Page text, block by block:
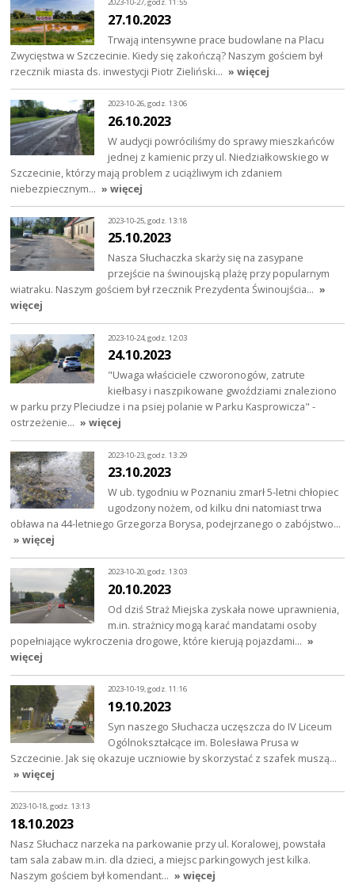
2023-10-27, godz. 11:55
27.10.2023
Trwają intensywne prace budowlane na Placu
Zwycięstwa w Szczecinie. Kiedy się zakończą? Naszym gościem był
rzecznik miasta ds. inwestycji Piotr Zieliński… » więcej
2023-10-26, godz. 13:06
26.10.2023
W audycji powróciliśmy do sprawy mieszkańców
jednej z kamienic przy ul. Niedziałkowskiego w
Szczecinie, którzy mają problem z uciążliwym ich zdaniem
niebezpiecznym… » więcej
2023-10-25, godz. 13:18
25.10.2023
Nasza Słuchaczka skarży się na zasypane
przejście na świnoujską plażę przy popularnym
wiatraku. Naszym gościem był rzecznik Prezydenta Świnoujścia… »
więcej
2023-10-24, godz. 12:03
24.10.2023
"Uwaga właściciele czworonogów, zatrute
kiełbasy i naszpikowane gwoździami znaleziono
w parku przy Pleciudze i na psiej polanie w Parku Kasprowicza" -
ostrzeżenie… » więcej
2023-10-23, godz. 13:29
23.10.2023
W ub. tygodniu w Poznaniu zmarł 5-letni chłopiec
ugodzony nożem, od kilku dni natomiast trwa
obława na 44-letniego Grzegorza Borysa, podejrzanego o zabójstwo…
» więcej
2023-10-20, godz. 13:03
20.10.2023
Od dziś Straż Miejska zyskała nowe uprawnienia,
m.in. strażnicy mogą karać mandatami osoby
popełniające wykroczenia drogowe, które kierują pojazdami… »
więcej
2023-10-19, godz. 11:16
19.10.2023
Syn naszego Słuchacza uczęszcza do IV Liceum
Ogólnokształcące im. Bolesława Prusa w
Szczecinie. Jak się okazuje uczniowie by skorzystać z szafek muszą…
» więcej
2023-10-18, godz. 13:13
18.10.2023
Nasz Słuchacz narzeka na parkowanie przy ul. Koralowej, powstała
tam sala zabaw m.in. dla dzieci, a miejsc parkingowych jest kilka.
Naszym gościem był komendant… » więcej